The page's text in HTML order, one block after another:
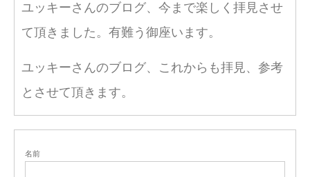
ユッキーさんのブログ、今まで楽しく拝見させ
て頂きました。有難う御座います。
ユッキーさんのブログ、これからも拝見、参考
とさせて頂きます。
名前